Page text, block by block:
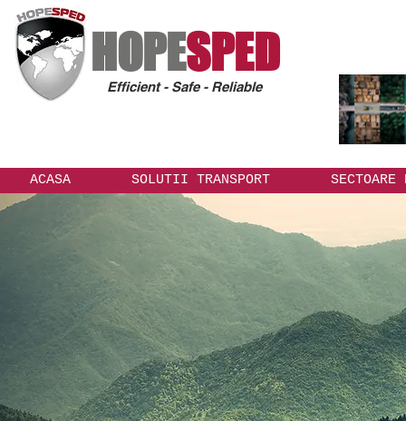
HOPESPED
Efficient - Safe - Reliable
ACASA SOLUTII TRANSPORT